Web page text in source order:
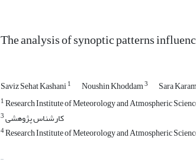
The analysis of synoptic patterns
Saviz Sehat Kashani1 Noushin Khoddam3 Sara
1Research Institute of Meteorology and Atmospheric
3کارشناس پژوهشی
4Research Institute of Meteorology and Atmospheric